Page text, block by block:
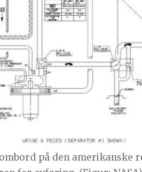
på den amerikanske